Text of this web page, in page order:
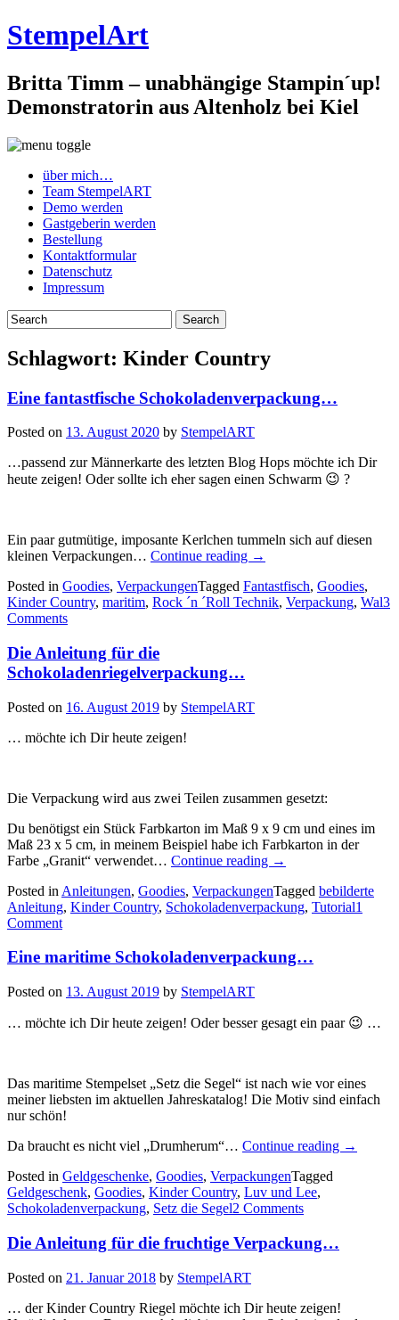
StempelArt
Britta Timm – unabhängige Stampin´up!
Demonstratorin aus Altenholz bei Kiel
über mich…
Team StempelART
Demo werden
Gastgeberin werden
Bestellung
Kontaktformular
Datenschutz
Impressum
Schlagwort: Kinder Country
Eine fantastfische Schokoladenverpackung…
Posted on 13. August 2020 by StempelART
…passend zur Männerkarte des letzten Blog Hops möchte ich Dir
heute zeigen! Oder sollte ich eher sagen einen Schwarm 😉 ?
Ein paar gutmütige, imposante Kerlchen tummeln sich auf diesen
kleinen Verpackungen… Continue reading „Eine
→
Posted in Goodies, VerpackungenTagged Fantastfisch, Goodies,
Kinder Country, maritim, Rock ´n ´Roll Technik, Verpackung, Wal3
Comments
Die Anleitung für die
Schokoladenriegelverpackung…
Posted on 16. August 2019 by StempelART
… möchte ich Dir heute zeigen!
Die Verpackung wird aus zwei Teilen zusammen gesetzt:
Du benötigst ein Stück Farbkarton im Maß 9 x 9 cm und eines im
Maß 23 x 5 cm, in meinem Beispiel habe ich Farbkarton in der
Farbe „Granit“ verwendet… Continue reading „Die
für
die
→
Posted in Anleitungen, Goodies, VerpackungenTagged bebilderte
Anleitung, Kinder Country, Schokoladenverpackung, Tutorial1
Comment
Eine maritime Schokoladenverpackung…
Posted on 13. August 2019 by StempelART
… möchte ich Dir heute zeigen! Oder besser gesagt ein paar 😉 …
Das maritime Stempelset „Setz die Segel“ ist nach wie vor eines
meiner liebsten im aktuellen Jahreskatalog! Die Motiv sind einfach
nur schön!
Da braucht es nicht viel „Drumherum“… Continue reading „Eine
→
Posted in Geldgeschenke, Goodies, VerpackungenTagged
Geldgeschenk, Goodies, Kinder Country, Luv und Lee,
Schokoladenverpackung, Setz die Segel2 Comments
Die Anleitung für die fruchtige Verpackung…
Posted on 21. Januar 2018 by StempelART
… der Kinder Country Riegel möchte ich Dir heute zeigen!